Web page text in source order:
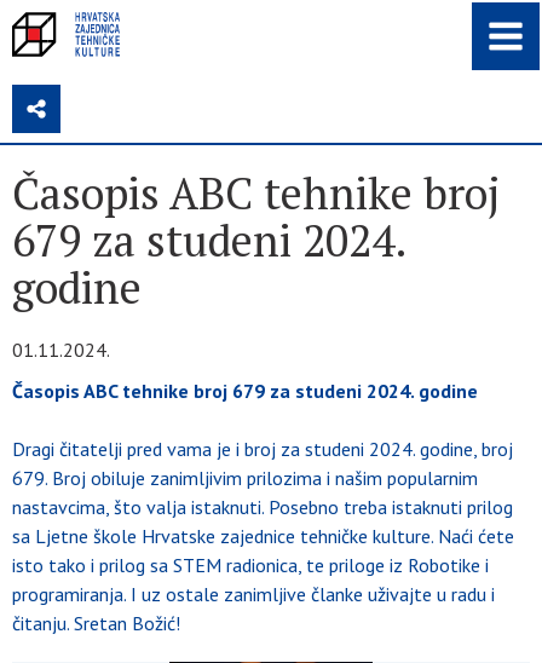
Z
Časopis ABC tehnike broj
679 za studeni 2024.
godine
01.11.2024.
Časopis ABC tehnike broj 679 za studeni 2024. godine
Dragi čitatelji pred vama je i broj za studeni 2024. godine, broj
679. Broj obiluje zanimljivim prilozima i našim popularnim
nastavcima, što valja istaknuti. Posebno treba istaknuti prilog
sa Ljetne škole Hrvatske zajednice tehničke kulture. Naći ćete
isto tako i prilog sa STEM radionica, te priloge iz Robotike i
programiranja. I uz ostale zanimljive članke uživajte u radu i
čitanju. Sretan Božić!